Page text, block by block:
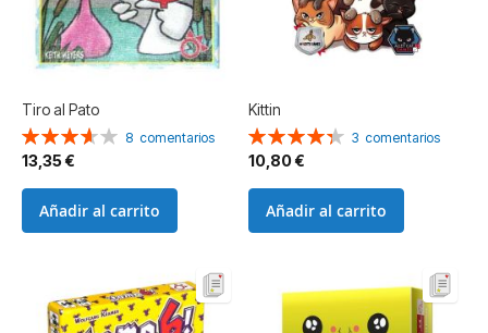
Tiro al Pato
Valoración:
73%
8 comentarios
13,35 €
Añadir al carrito
Kittin
Valoración:
87%
3 comentarios
10,80 €
Añadir al carrito